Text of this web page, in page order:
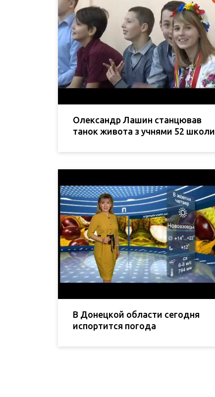
Олександр Лашин станцював
танок живота з учнями 52 школи
В Донецкой области сегодня
испортится погода